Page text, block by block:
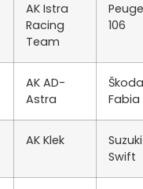
AK Istra
Racing
Team
106
AK AD-
Astra
Škoda
Fabia
AK Klek
Suzuki
Swift